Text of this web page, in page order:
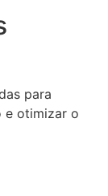
para
e otimizar o